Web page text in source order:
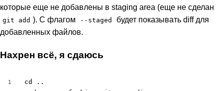
которые еще не добавлены в staging area (еще не сделан
git add ). С флагом --staged
будет показывать diff для
добавленных файлов.
Нахрен всё, я сдаюсь
1
cd ..